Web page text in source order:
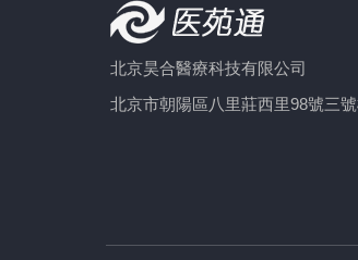
北京昊合醫療科技有限公司
北京市朝陽區八里莊西里98號三